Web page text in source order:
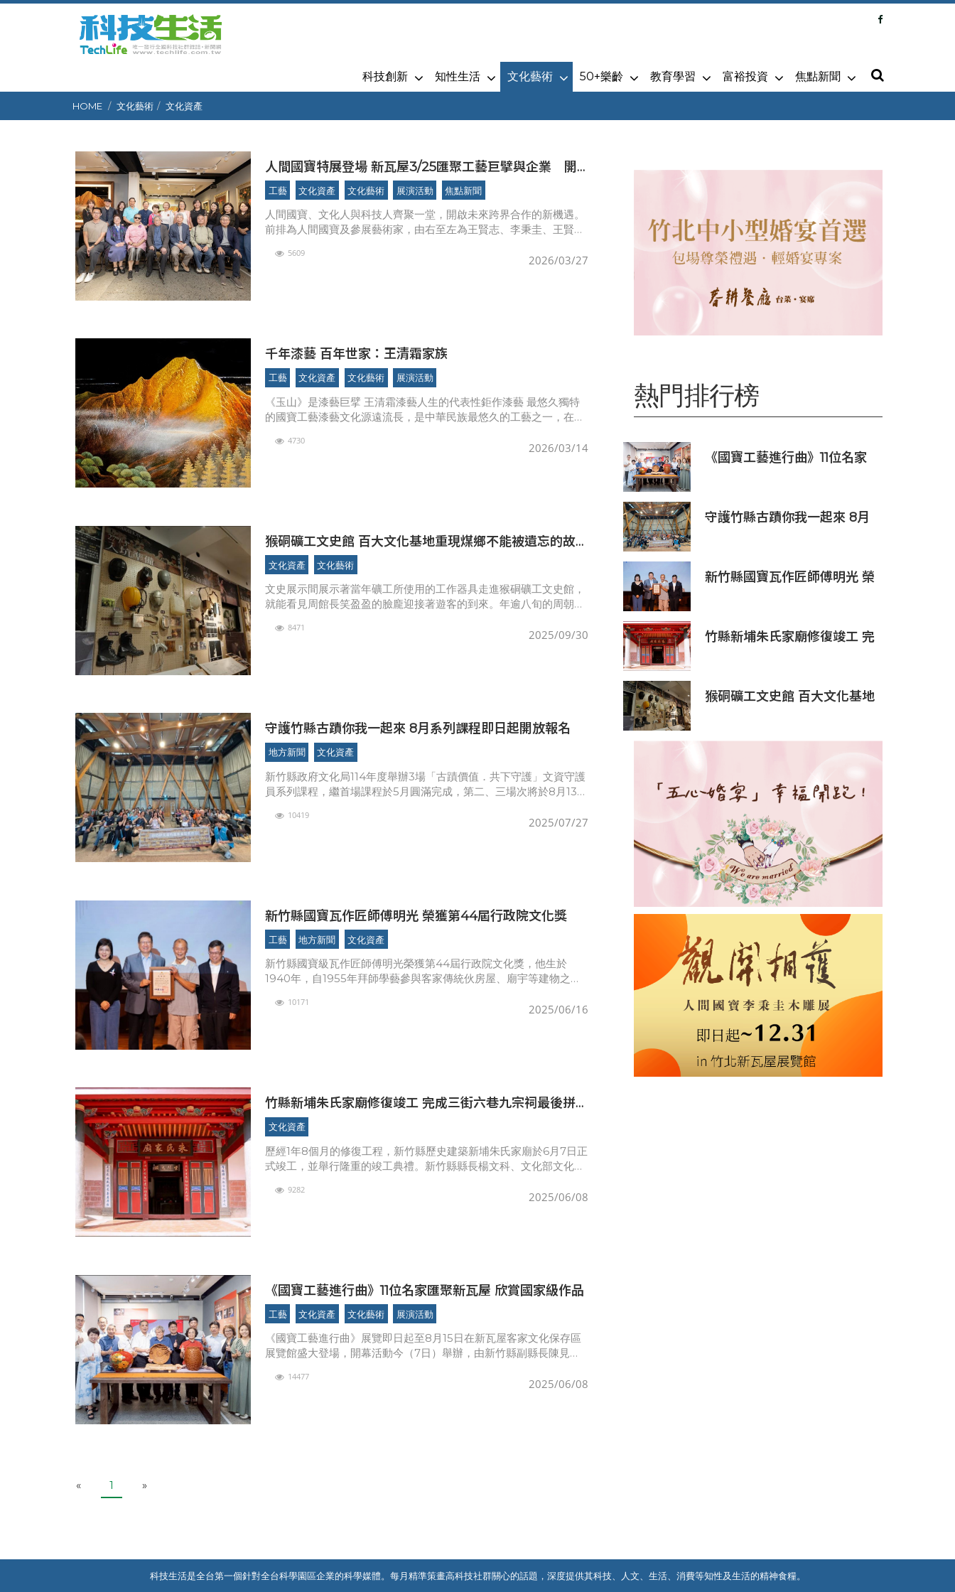
科技創新 知性生活 文化藝術 50+樂齡 教育學習 富裕投資 焦點新聞
HOME 文化藝術 文化資產
人間國寶特展登場 新瓦屋3/25匯聚工藝巨擘與企業 開
啟文化x科技新機遇
工藝 文化資產 文化藝術 展演活動 焦點新聞
人間國寶、文化人與科技人齊聚一堂，開啟未來跨界合作的新機遇。
前排為人間國寶及參展藝術家，由右至左為王賢志、李秉圭、王賢
資產與工藝大師的漆竹藝
2026/03/27
5609
千年漆藝 百年世家：王清霜家族
工藝 文化資產 文化藝術 展演活動
《玉山》是漆藝巨擘 王清霜漆藝人生的代表性鉅作漆藝 最悠久獨特
的國寶工藝漆藝文化源遠流長，是中華民族最悠久的工藝之一，在世
晚期，約距今700
2026/03/14
4730
猴硐礦工文史館 百大文化基地重現煤鄉不能被遺忘的故
事
文化資產 文化藝術
文史展示間展示著當年礦工所使用的工作器具走進猴硐礦工文史館，
就能看見周館長笑盈盈的臉龐迎接著遊客的到來。年逾八旬的周朝南
場的守護者。他們守護
2025/09/30
8471
守護竹縣古蹟你我一起來 8月系列課程即日起開放報名
地方新聞 文化資產
新竹縣政府文化局114年度舉辦3場「古蹟價值．共下守護」文資守護
員系列課程，繼首場課程於5月圓滿完成，第二、三場次將於8月13、
題，邀請民
2025/07/27
10419
新竹縣國寶瓦作匠師傅明光 榮獲第44屆行政院文化獎
工藝 地方新聞 文化資產
新竹縣國寶級瓦作匠師傅明光榮獲第44屆行政院文化獎，他生於
1940年，自1955年拜師學藝參與客家傳統伙房屋、廟宇等建物之興
獻，此次與歌仔戲巨
2025/06/16
10171
竹縣新埔朱氏家廟修復竣工 完成三街六巷九宗祠最後拼
圖
文化資產
歷經1年8個月的修復工程，新竹縣歷史建築新埔朱氏家廟於6月7日正
式竣工，並舉行隆重的竣工典禮。新竹縣縣長楊文科、文化部文化資
長陳英樓及多位地
2025/06/08
9282
《國寶工藝進行曲》11位名家匯聚新瓦屋 欣賞國家級作品
工藝 文化資產 文化藝術 展演活動
《國寶工藝進行曲》展覽即日起至8月15日在新瓦屋客家文化保存區
展覽館盛大登場，開幕活動今（7日）舉辦，由新竹縣副縣長陳見賢
藝師漆工藝王賢志、
2025/06/08
14477
«P
o
1 »N
熱門排行榜
《國寶工藝進行曲》11位名家
守護竹縣古蹟你我一起來 8月
新竹縣國寶瓦作匠師傅明光 榮
竹縣新埔朱氏家廟修復竣工 完
猴硐礦工文史館 百大文化基地
科技生活是全台第一個針對全台科學園區企業的科學媒體。每月精準策畫高科技社群關心的話題，深度提供其科技、人文、生活、消費等知性及生活的精神食糧。